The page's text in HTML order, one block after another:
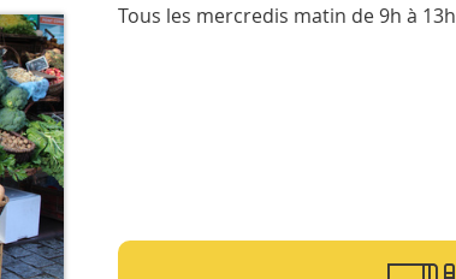
Tous les mercredis matin de 9h à 13h